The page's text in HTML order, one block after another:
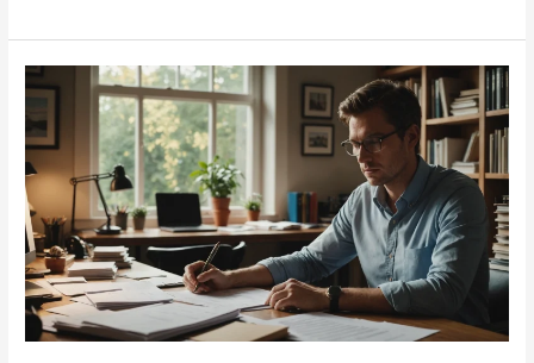
digital
:
calculer
et
optimiser
sa
rentabilité